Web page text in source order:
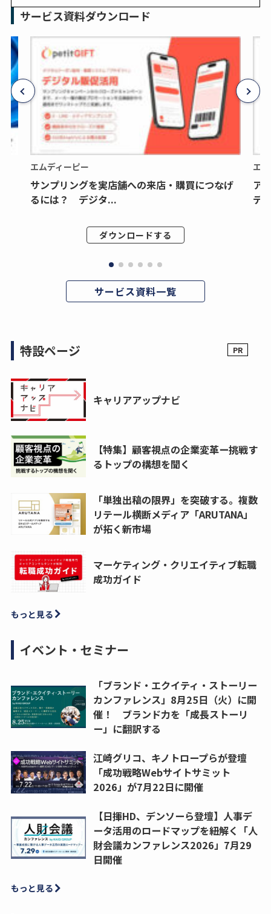
サービス資料ダウンロード
エムディーピー
サンプリングを実店舗への来店・購買につなげ
るには？ デジタ...
ダウンロードする
エ
ア
デ
サービス資料一覧
特設ページ
キャリアアップナビ
【特集】顧客視点の企業変革ー挑戦す
るトップの構想を聞く
「単独出稿の限界」を突破する。複数
リテール横断メディア「ARUTANA」
が拓く新市場
マーケティング・クリエイティブ転職
成功ガイド
もっと見る
イベント・セミナー
「ブランド・エクイティ・ストーリー
カンファレンス」8月25日（火）に開
催！ ブランド力を「成長ストーリ
ー」に翻訳する
江崎グリコ、キノトロープらが登壇
「成功戦略Webサイトサミット
2026」が7月22日に開催
【日揮HD、デンソーら登壇】人事デ
ータ活用のロードマップを紐解く「人
財会議カンファレンス2026」7月29
日開催
もっと見る